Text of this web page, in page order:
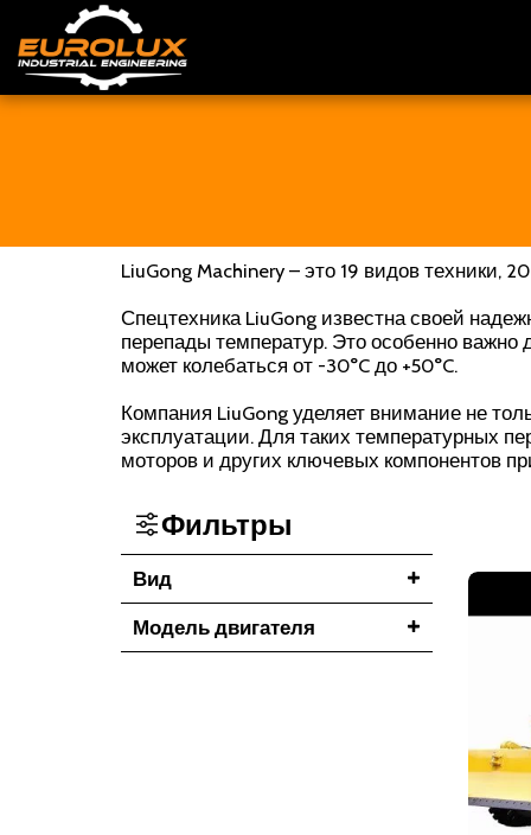
LiuGong Machinery – это 19 видов техники,
Спецтехника LiuGong известна своей
перепады температур. Это особенно важно
может колебаться от -30°C до +50°C.
Компания LiuGong уделяет внимание не
эксплуатации. Для таких температурных
моторов и других ключевых компонентов
Фильтры
Модель двигателя
Вид